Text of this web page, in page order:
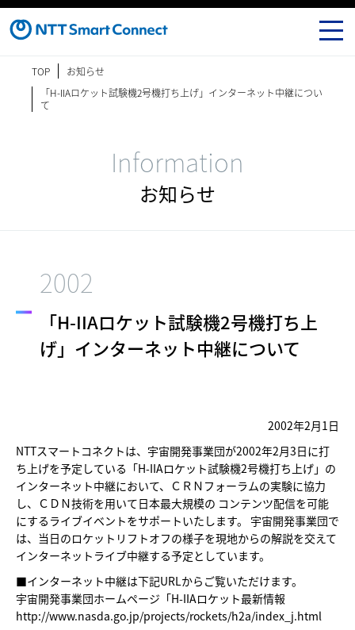
TOP
お知らせ
「H-IIAロケット試験機2号機打ち上げ」インターネット中継につい
て
Information
お知らせ
2002
「H-IIAロケット試験機2号機打ち上
げ」インターネット中継について
2002年2月1日
NTTスマートコネクトは、宇宙開発事業団が2002年2月3日に打
ち上げを予定している「H-IIAロケット試験機2号機打ち上げ」の
インターネット中継において、ＣＲＮフォーラムの実験に協力
し、ＣＤＮ技術を用いて日本最大規模の コンテンツ配信を可能
にするライブイベントをサポートいたします。 宇宙開発事業団で
は、当日のロケットリフトオフの様子を現地からの解説を交えて
インターネットライブ中継する予定としています。
■インターネット中継は下記URLからご覧いただけます。
宇宙開発事業団ホームページ「H-IIAロケット最新情報
http://www.nasda.go.jp/projects/rockets/h2a/index_j.html